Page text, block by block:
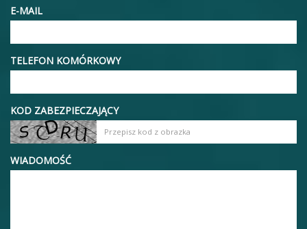
E-MAIL
TELEFON KOMÓRKOWY
KOD ZABEZPIECZAJĄCY
WIADOMOŚĆ